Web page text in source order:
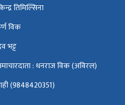
तिमिल्सिना
विक
भट्ट
: धनराज विक (अविरल)
(9848420351)